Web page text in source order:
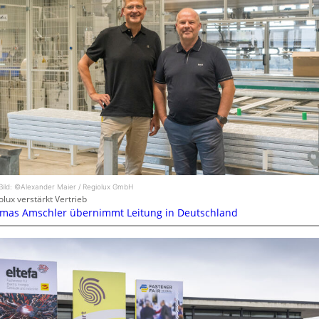
©Alexander Maier / Regiolux GmbH
verstärkt Vertrieb
Amschler übernimmt Leitung in Deutschland